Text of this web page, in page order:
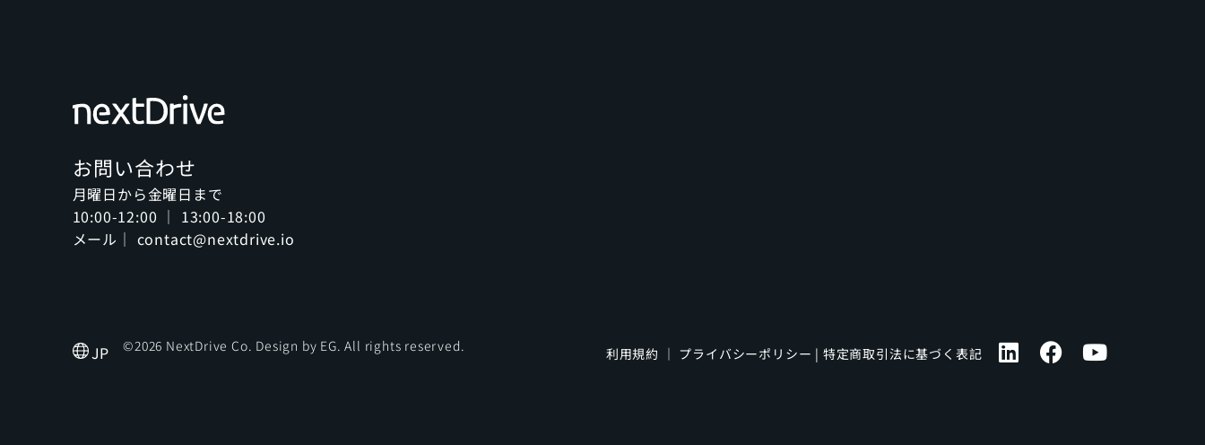
お問い合わせ
月曜日から金曜日まで
10:00-12:00 ｜ 13:00-18:00
メール｜ contact@nextdrive.io
JP ©2026 NextDrive Co. Design by EG. All rights reserved. 利用規約 ｜ プライバシーポリシー | 特定商取引法に基づく表記